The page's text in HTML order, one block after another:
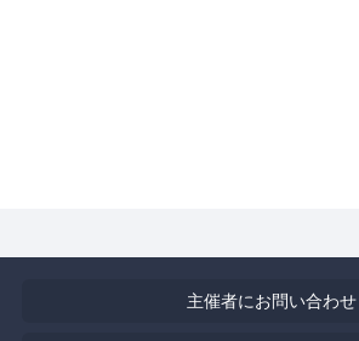
主催者にお問い合わせ